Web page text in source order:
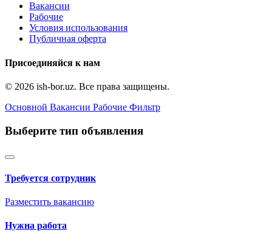
Вакансии
Рабочие
Условия использования
Публичная оферта
Присоединяйся к нам
© 2026 ish-bor.uz. Все права защищены.
Основной Вакансии Рабочие Фильтр
Выберите тип объявления
Требуется сотрудник
Разместить вакансию
Нужна работа